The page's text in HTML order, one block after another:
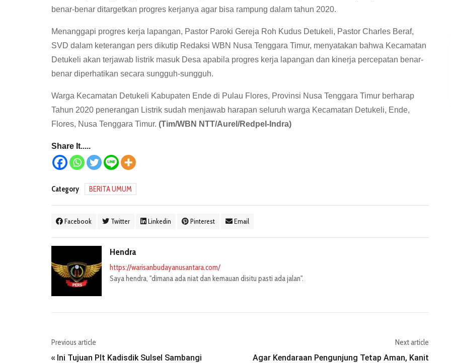
benar-benar ditargetkan progres kerjanya agar bisa rampung dalam tahun 2020.
Menanggapi progres kerja lapangan, Pastor Paroki Gereja Roh Kudus Detukeli, Pastor Charles Beraf,
SVD dalam keterangan pers dikutip Redaksi WBN Nusa Tenggara Timur, menyatakan bahwa Kecamatan
Detukeli akan terjawab listrik masuk Desa apabila progres kerja lapangan dan kinerja percepatan benar-
benar diperhatikan secara sungguh-sungguh.
Warga Kecamatan Detukeli Kabupaten Ende di Pulau Flores, Provinsi Nusa Tenggara Timur berharap
Tahun 2020 penerangan Listrik sudah menjawab harapan seluruh warga Kecamatan Detukeli, Ende,
Flores, Nusa Tenggara Timur. (Tim/WBN NTT/Aurel/Redpel-Indra)
Share It.....
Category BERITA UMUM
Facebook Twitter Linkedin Pinterest Email
Hendra
https://warisanbudayanusantara.com/
Saya hendra, "dimana ada niat dan kemauan disitu pasti ada jalan".
Previous article
« Ini Tujuan Plt Kadisdik Sulsel Sambangi
Next article
Agar Kendaraan Pengunjung Tetap Aman, Kanit